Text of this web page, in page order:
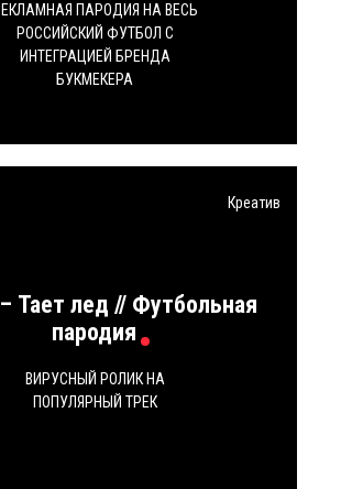
ПАРОДИЯ НА ВЕСЬ
РОССИЙСКИЙ ФУТБОЛ С
ИНТЕГРАЦИЕЙ БРЕНДА
БУКМЕКЕРА
Тает лед // Футбольная
пародия
ВИРУСНЫЙ РОЛИК НА
ПОПУЛЯРНЫЙ ТРЕК
Креатив